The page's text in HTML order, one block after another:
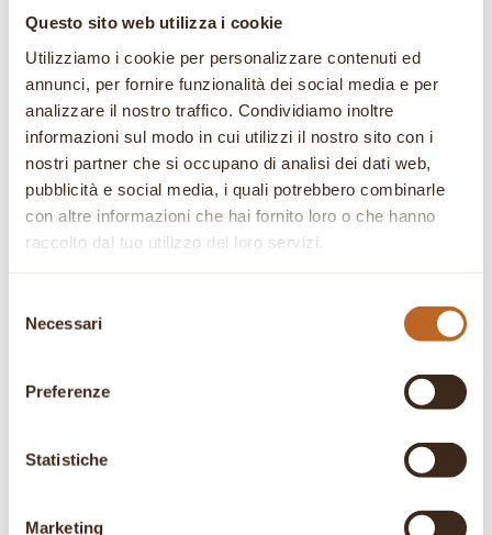
Questo sito web utilizza i cookie
Utilizziamo i cookie per personalizzare contenuti ed
annunci, per fornire funzionalità dei social media e per
analizzare il nostro traffico. Condividiamo inoltre
informazioni sul modo in cui utilizzi il nostro sito con i
nostri partner che si occupano di analisi dei dati web,
pubblicità e social media, i quali potrebbero combinarle
con altre informazioni che hai fornito loro o che hanno
raccolto dal tuo utilizzo dei loro servizi.
delNecessari
Preferenze
Statistiche
Marketing
cacao, il marsala, la farina e il lievito setacciati
neve con un pizzico di sale e incorporare al
composto con movimenti dal basso verso
l’alto. Imburrare uno stampo rotondo (20-22
cm) versarvi l’impasto, livellare e cuocere in
forno caldo a 180° per 30 minuti. Cospargere
con zucchero a velo, ciliegie candite e qualche
pezzetto di torrone messo al centro.
Cerca
Articoli Recenti